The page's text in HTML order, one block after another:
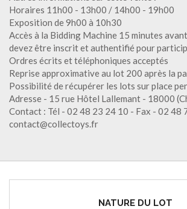
Horaires 11h00 - 13h00 / 14h00 - 19h00
Exposition de 9h00 à 10h30
Accès à la Bidding Machine 15 minutes
devez être inscrit et authentifié pour
Ordres écrits et téléphoniques acceptés
Reprise approximative au lot 200 après la
Possibilité de récupérer les lots sur place
Adresse - 15 rue Hôtel Lallemant - 18000
Contact : Tél - 02 48 23 24 10 - Fax - 02 48
contact@collectoys.fr
NATURE DU LOT